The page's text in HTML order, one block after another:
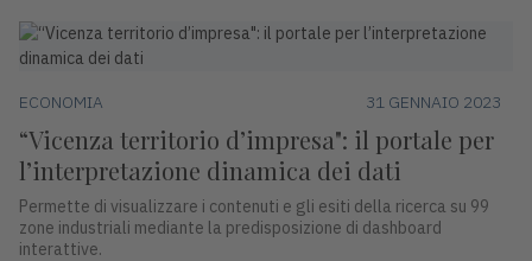
ECONOMIA 31 GENNAIO 2023
“Vicenza territorio d’impresa": il portale per
l’interpretazione dinamica dei dati
Permette di visualizzare i contenuti e gli esiti della ricerca su 99
zone industriali mediante la predisposizione di dashboard
interattive.